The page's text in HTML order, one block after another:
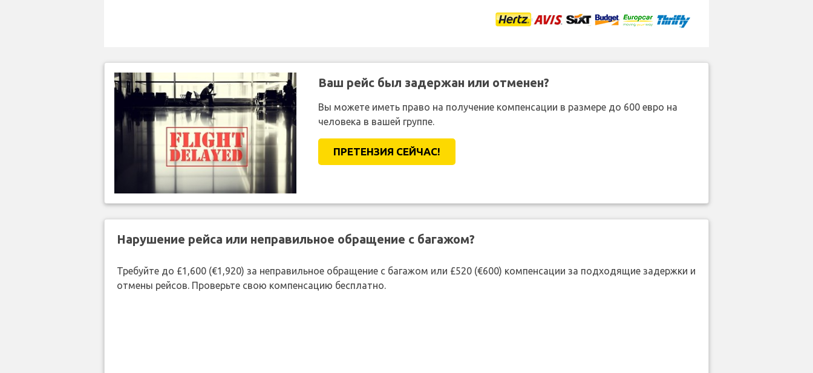
Ваш рейс был задержан или отменен?
Вы можете иметь право на получение компенсации в размере до 600 евро на
человека в вашей группе.
ПРЕТЕНЗИЯ CЕЙЧАС!
Нарушение рейса или неправильное обращение с багажом?
Требуйте до £1,600 (€1,920) за неправильное обращение с багажом или £520 (€600) компенсации за подходящие задержки и
отмены рейсов. Проверьте свою компенсацию бесплатно.